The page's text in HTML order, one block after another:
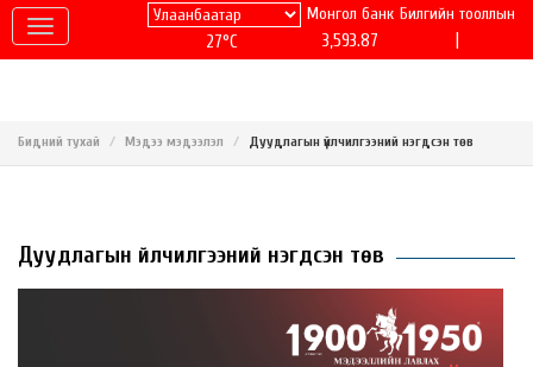
27°C
Монгол банк
3,593.87
Билгийн тооллын
Бидний тухай Мэдээ мэдээлэл Дуудлагын үйлчилгээний нэгдсэн төв
Дуудлагын үйлчилгээний нэгдсэн төв